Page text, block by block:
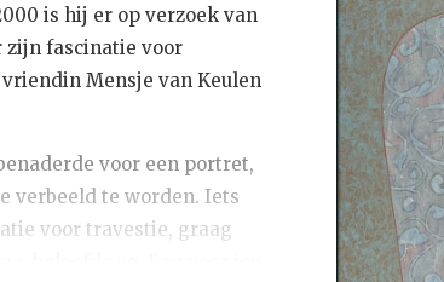
is hij er op verzoek van
zijn fascinatie voor
Mensje van Keulen
voor een portret,
verbeeld te worden. Iets
voor travestie, graag
beloofde ze. Een voor jou